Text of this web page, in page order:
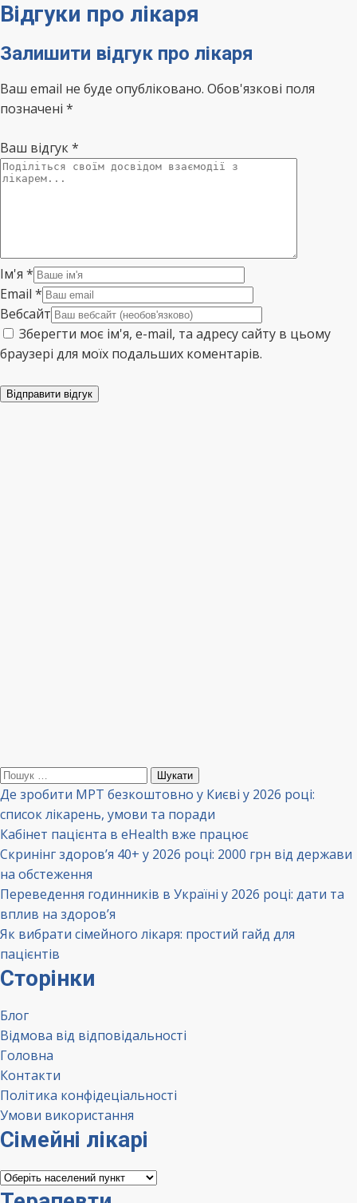
Відгуки про лікаря
Залишити відгук про лікаря
Ваш email не буде опубліковано. Обов'язкові поля
позначені *
Ваш відгук*
Ім'я *
Email *
Вебсайт
Зберегти моє ім'я, e-mail, та адресу сайту в цьому
браузері для моїх подальших коментарів.
Відправити відгук
Пошук:
Де зробити МРТ безкоштовно у Києві у 2026 році:
список лікарень, умови та поради
Кабінет пацієнта в eHealth вже працює
Скринінг здоров’я 40+ у 2026 році: 2000 грн від держави
на обстеження
Переведення годинників в Україні у 2026 році: дати та
вплив на здоров’я
Як вибрати сімейного лікаря: простий гайд для
пацієнтів
Сторінки
Блог
Відмова від відповідальності
Головна
Контакти
Політика конфідеціальності
Умови використання
Сімейні лікарі
Сімейні
лікарі